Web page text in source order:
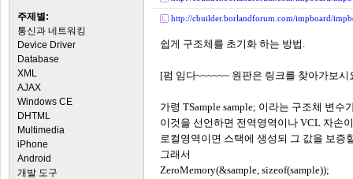
주제별:
통신과 네트워킹
Device Driver
Database
XML
AJAX
Windows CE
DHTML
Multimedia
iPhone
Android
개발 도구
http://cbuilder.borlandforum.com/impboard/
쉽게 구조체를 초기화 하는 방법.
[펌 임다~~~~~~ 원판은 링크를 찾아가보시
가령 TSample sample; 이라는 구조체 변수
이것을 선언하면 전역영역이나 VCL 자손
로컬영역이면 스택에 생성되 그 값을 보증
그래서
ZeroMemory(&sample, sizeof(sample));